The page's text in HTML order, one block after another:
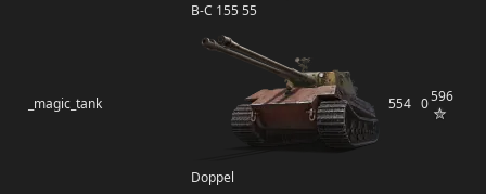
B-C 155 55
_magic_tank
Doppel
554 0596